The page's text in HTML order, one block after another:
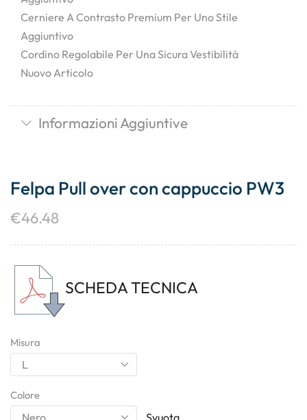
Cerniere A Contrasto Premium Per Uno Stile
Aggiuntivo
Cordino Regolabile Per Una Sicura Vestibilità
Nuovo Articolo
Informazioni Aggiuntive
Felpa Pull over con cappuccio PW3
€46.48
SCHEDA TECNICA
Misura
Colore
Svuota